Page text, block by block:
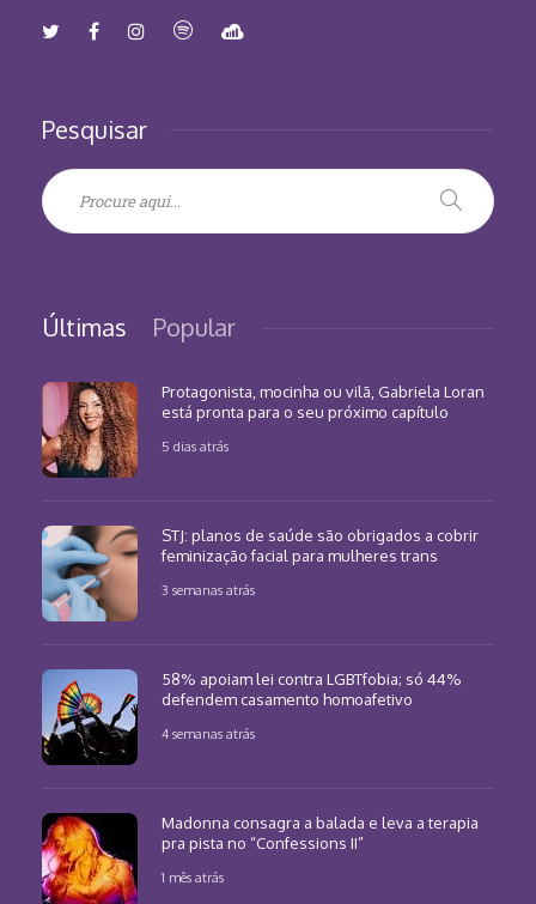
Pesquisar
Últimas Popular
Protagonista, mocinha ou vilã, Gabriela Loran
está pronta para o seu próximo capítulo
5 dias atrás
STJ: planos de saúde são obrigados a cobrir
feminização facial para mulheres trans
3 semanas atrás
58% apoiam lei contra LGBTfobia; só 44%
defendem casamento homoafetivo
4 semanas atrás
Madonna consagra a balada e leva a terapia
pra pista no “Confessions II”
1 mês atrás